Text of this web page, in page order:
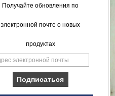
Получайте обновления по
электронной почте о новых
продуктах
Плавный гель с